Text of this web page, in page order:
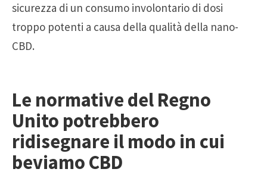
sicurezza di un consumo involontario di dosi
troppo potenti a causa della qualità della nano-
CBD.
Le normative del Regno
Unito potrebbero
ridisegnare il modo in cui
beviamo CBD